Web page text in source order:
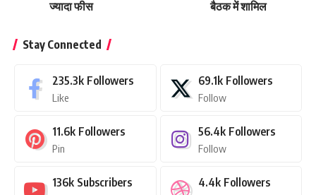
ज्यादा फीस
बैठक में शामिल
Stay Connected
235.3k Followers
Like
69.1k Followers
Follow
11.6k Followers
Pin
56.4k Followers
Follow
136k Subscribers 4.4k Followers